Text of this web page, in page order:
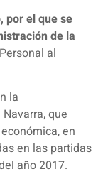
por el que se
de la
al
la
que
en
en las partidas
año 2017.